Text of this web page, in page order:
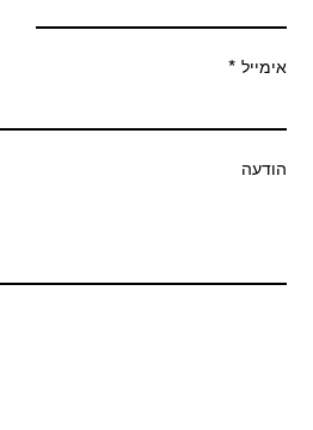
אימייל
הודעה